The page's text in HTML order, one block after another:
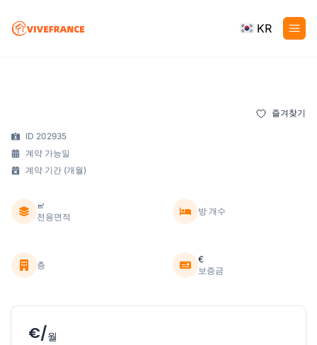
KR
즐겨찾기
ID 202935
계약 가능일
계약 기간 (개월)
㎡
전용면적
방 개수
층
€
보증금
€/월